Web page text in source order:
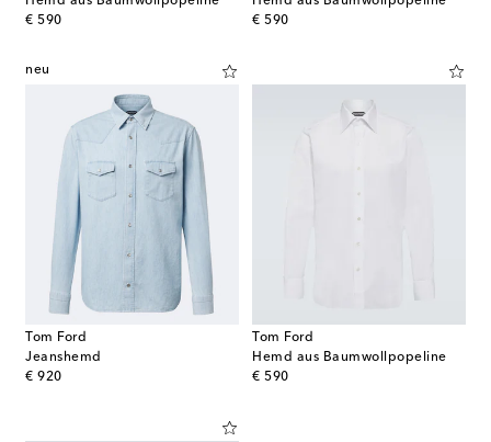
€ 590
original price
€ 590
original price
neu
Tom Ford
Jeanshemd
€ 920
original price
Tom Ford
Hemd aus Baumwollpopeline
€ 590
original price